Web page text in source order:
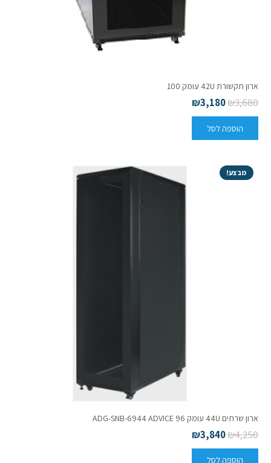
ארון תקשורת 42U עומק 100
₪3,680
₪3,180
הוספה לסל
מבצע!
ארון שרתים 44U עומק 96 ADG-SNB-6944 ADVICE
₪4,250
₪3,840
הוספה לסל